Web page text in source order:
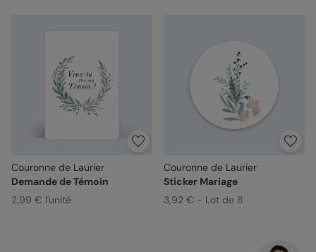
Couronne de Laurier
Demande de Témoin
2,99 € l'unité
Couronne de Laurier
Sticker Mariage
3,92 € - Lot de 8